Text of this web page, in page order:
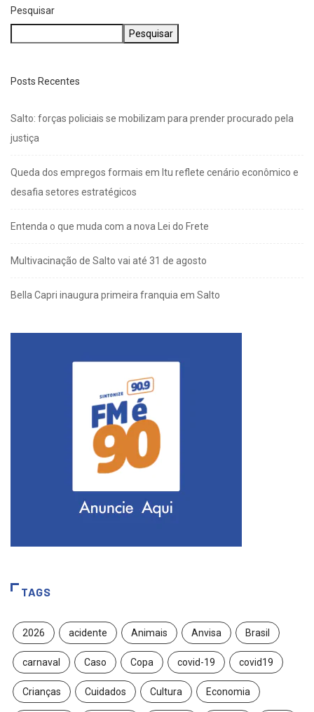
Pesquisar
Pesquisar
Posts Recentes
Salto: forças policiais se mobilizam para prender procurado pela
justiça
Queda dos empregos formais em Itu reflete cenário econômico e
desafia setores estratégicos
Entenda o que muda com a nova Lei do Frete
Multivacinação de Salto vai até 31 de agosto
Bella Capri inaugura primeira franquia em Salto
TAGS
2026 acidente Animais Anvisa Brasil
carnaval Caso Copa covid-19 covid19
Crianças Cuidados Cultura Economia